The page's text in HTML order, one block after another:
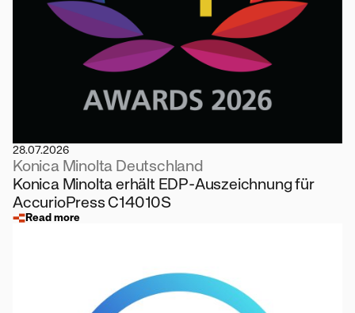
28.07.2026
Konica Minolta Deutschland
Konica Minolta erhält EDP-Auszeichnung für
AccurioPress C14010S
Read more